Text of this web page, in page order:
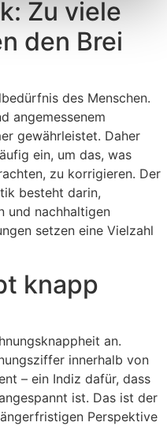
Zu viele
den Brei
des Menschen.
angemessenem
gewährleistet. Daher
ein, um das, was
zu korrigieren. Der
besteht darin,
und nachhaltigen
setzen eine Vielzahl
knapp
an.
innerhalb von
– ein Indiz dafür, dass
ist. Das ist der
Perspektive